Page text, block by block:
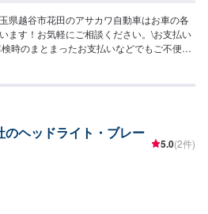
県越谷市花田のアサカワ自動車はお車の各
ます！お気軽にご相談ください。\お支払い
時のまとまったお支払いなどでもご不便の
なくお尋ねください。\パーツ持ち込みにつ
ともございますので、あらかじめご了承く
代車をお出しすることも可能ですので、ご希
さい。※燃料代はお客さま負担となります。
のヘッドライト・ブレー
5.0(2件)